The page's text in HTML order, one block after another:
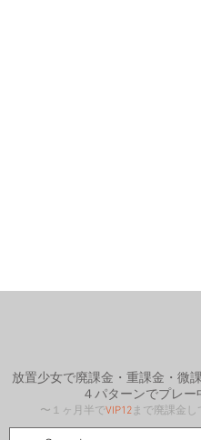
放置少女で廃課金・重課金・微
４パターンでプレー
〜１ヶ月半でVIP12まで廃課金し